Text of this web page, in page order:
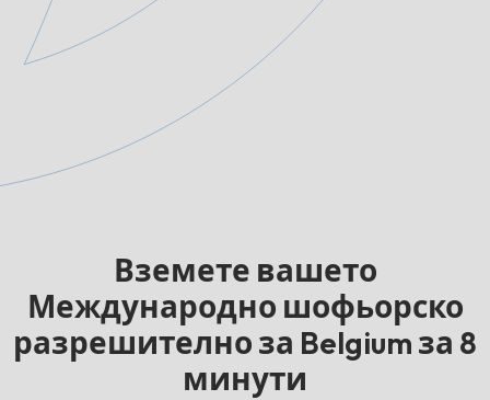
Вземете вашето
Международно шофьорско
разрешително за Belgium за 8
минути